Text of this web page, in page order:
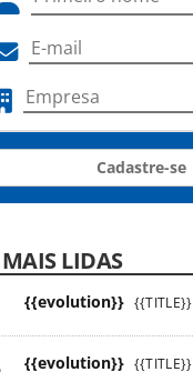
Cadastre-se
MAIS LIDAS
{{evolution}} {{TITLE}}
{{evolution}} {{TITLE}}